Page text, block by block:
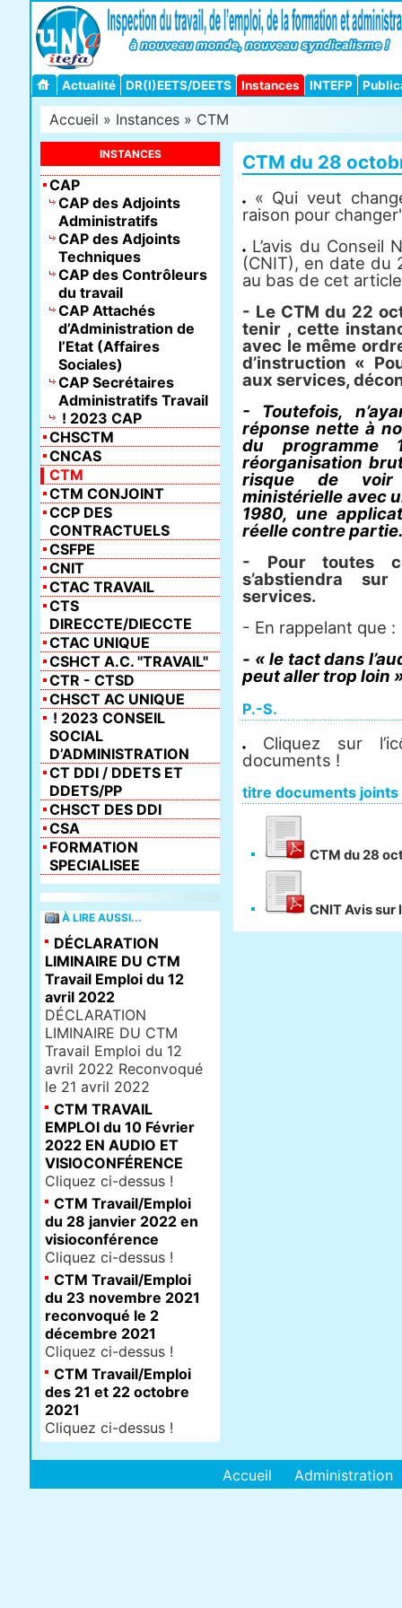
Actualité DR(I)EETS/DEETS Instances INTEFP
Accueil » Instances » CTM
CTM du 28
« Qui veut
raison pour
L’avis du Conseil
(CNIT), en date du
au bas de cet
- Le CTM du 22
tenir , cette
avec le même
d’instruction «
aux services,
- Toutefois,
réponse nette à
du
réorganisation
risque de voir
ministérielle avec
1980, une
réelle contre
- Pour toutes
s’abstiendra
services.
- En rappelant que :
- « le tact dans
peut aller trop loin
P.-S.
Cliquez sur
documents !
titre documents joints
CTM du 28
CNIT Avis
INSTANCES
CAP
CAP des Adjoints
Administratifs
CAP des Adjoints
Techniques
CAP des Contrôleurs
du travail
CAP Attachés
d’Administration de
l’Etat (Affaires
Sociales)
CAP Secrétaires
Administratifs Travail
! 2023 CAP
CHSCTM
CNCAS
CTM
CTM CONJOINT
CCP DES
CONTRACTUELS
CSFPE
CNIT
CTAC TRAVAIL
CTS
DIRECCTE/DIECCTE
CTAC UNIQUE
CSHCT A.C. "TRAVAIL"
CTR - CTSD
CHSCT AC UNIQUE
! 2023 CONSEIL
SOCIAL
D’ADMINISTRATION
CT DDI / DDETS ET
DDETS/PP
CHSCT DES DDI
CSA
FORMATION
SPECIALISEE
À LIRE AUSSI...
DÉCLARATION
LIMINAIRE DU CTM
Travail Emploi du 12
avril 2022
DÉCLARATION
LIMINAIRE DU CTM
Travail Emploi du 12
avril 2022 Reconvoqué
le 21 avril 2022
CTM TRAVAIL
EMPLOI du 10 Février
2022 EN AUDIO ET
VISIOCONFÉRENCE
Cliquez ci-dessus !
CTM Travail/Emploi
du 28 janvier 2022 en
visioconférence
Cliquez ci-dessus !
CTM Travail/Emploi
du 23 novembre 2021
reconvoqué le 2
décembre 2021
Cliquez ci-dessus !
CTM Travail/Emploi
des 21 et 22 octobre
2021
Cliquez ci-dessus !
Accueil Administration